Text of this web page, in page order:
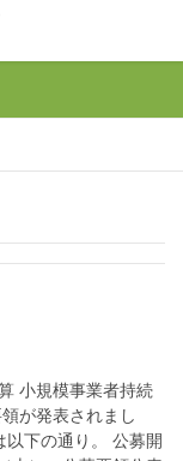
小規模事業者持続
が発表されまし
下の通り。 公募開